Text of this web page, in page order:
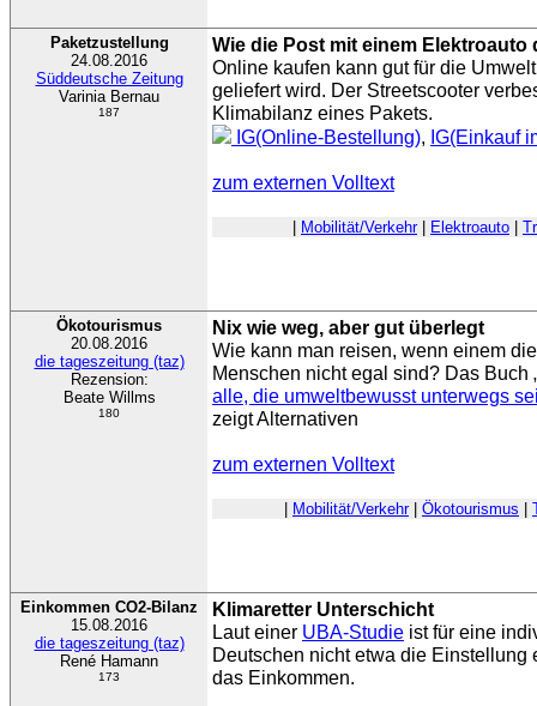
Paketzustellung
24.08.2016
Süddeutsche Zeitung
Varinia Bernau
187
Wie die Post mit einem Elektroauto
Online kaufen kann gut für die
geliefert wird. Der Streetscooter
Klimabilanz eines Pakets.
IG(Online-Bestellung), IG(Einkauf
zum externen Volltext
Mobilität/Verkehr| Elektroauto
Ökotourismus
20.08.2016
die tageszeitung (taz)
Rezension:
Beate Willms
180
Nix wie weg, aber gut überlegt
Wie kann man reisen, wenn einem
Menschen nicht egal sind? Das Buch
alle, die umweltbewusst unterwegs
zeigt Alternativen
zum externen Volltext
Mobilität/Verkehr| Ökotourismus
Einkommen CO2-Bilanz
15.08.2016
die tageszeitung (taz)
René Hamann
173
Klimaretter Unterschicht
Laut einer UBA-Studie ist für eine
Deutschen nicht etwa die
das Einkommen.